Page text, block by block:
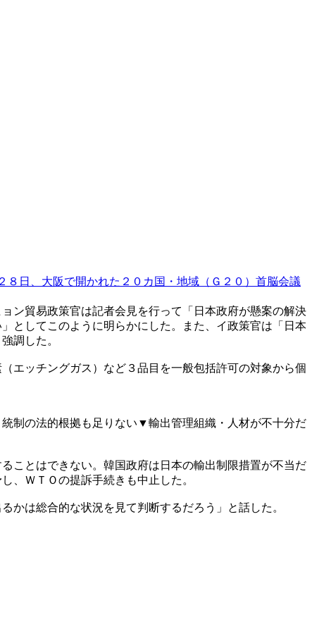
８日、大阪で開かれた２０カ国・地域（Ｇ２０）首脳会議
ン貿易政策官は記者会見を行って「日本政府が懸案の解決
としてこのように明らかにした。また、イ政策官は「日本
調した。
エッチングガス）など３品目を一般包括許可の対象から個
制の法的根拠も足りない▼輸出管理組織・人材が不十分だ
ことはできない。韓国政府は日本の輸出制限措置が不当だ
、ＷＴＯの提訴手続きも中止した。
かは総合的な状況を見て判断するだろう」と話した。